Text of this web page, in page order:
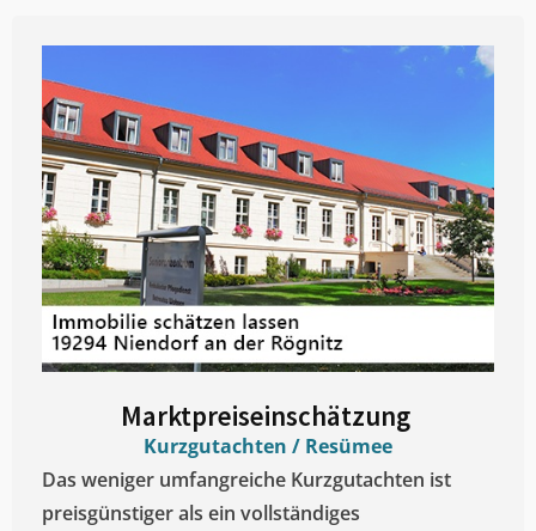
Marktpreiseinschätzung ​
Kurzgutachten / Resümee
Das weniger umfangreiche Kurzgutachten ist
preisgünstiger als ein vollständiges